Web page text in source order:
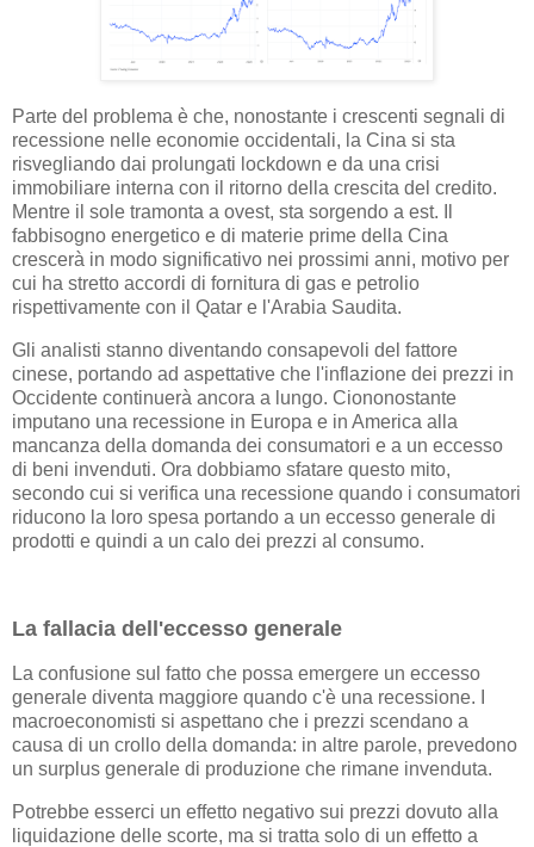
Parte del problema è che, nonostante i crescenti segnali di
recessione nelle economie occidentali, la Cina si sta
risvegliando dai prolungati lockdown e da una crisi
immobiliare interna con il ritorno della crescita del credito.
Mentre il sole tramonta a ovest, sta sorgendo a est. Il
fabbisogno energetico e di materie prime della Cina
crescerà in modo significativo nei prossimi anni, motivo per
cui ha stretto accordi di fornitura di gas e petrolio
rispettivamente con il Qatar e l'Arabia Saudita.
Gli analisti stanno diventando consapevoli del fattore
cinese, portando ad aspettative che l'inflazione dei prezzi in
Occidente continuerà ancora a lungo. Ciononostante
imputano una recessione in Europa e in America alla
mancanza della domanda dei consumatori e a un eccesso
di beni invenduti. Ora dobbiamo sfatare questo mito,
secondo cui si verifica una recessione quando i consumatori
riducono la loro spesa portando a un eccesso generale di
prodotti e quindi a un calo dei prezzi al consumo.
La fallacia dell'eccesso generale
La confusione sul fatto che possa emergere un eccesso
generale diventa maggiore quando c'è una recessione. I
macroeconomisti si aspettano che i prezzi scendano a
causa di un crollo della domanda: in altre parole, prevedono
un surplus generale di produzione che rimane invenduta.
Potrebbe esserci un effetto negativo sui prezzi dovuto alla
liquidazione delle scorte, ma si tratta solo di un effetto a